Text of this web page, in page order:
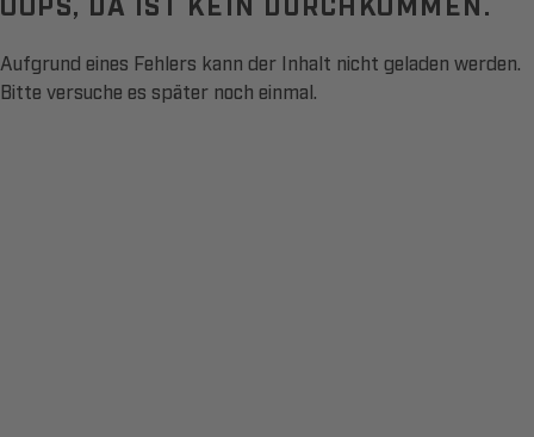
Aufgrund eines Fehlers kann der Inhalt nicht geladen werden.
Bitte versuche es später noch einmal.